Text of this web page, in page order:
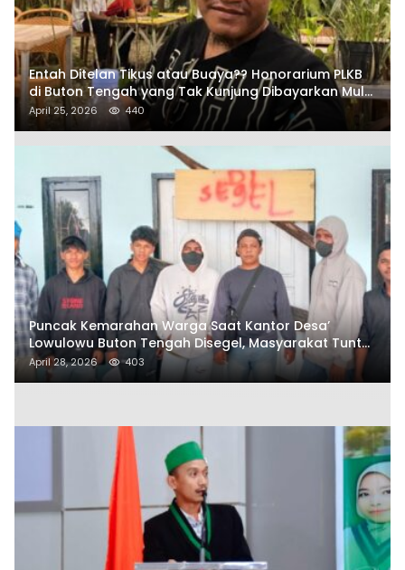
Entah Ditelan Tikus atau Buaya?? Honorarium PLKB
di Buton Tengah yang Tak Kunjung Dibayarkan Mulai
Disorot SAMURAIS
April 25, 2026 440
Puncak Kemarahan Warga Saat Kantor Desa’
Lowulowu Buton Tengah Disegel, Masyarakat Tuntut
Penetapan Tersangka
April 28, 2026 403